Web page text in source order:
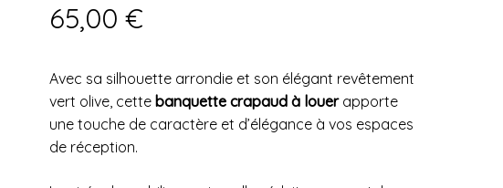
65,00 €
Avec sa silhouette arrondie et son élégant revêtement
vert olive, cette banquette crapaud à louerapporte
une touche de caractère et d’élégance à vos espaces
de réception.